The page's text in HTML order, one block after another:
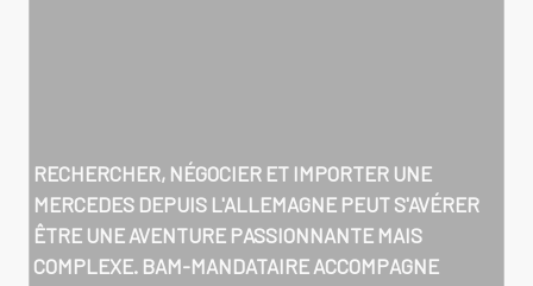
RECHERCHER, NÉGOCIER ET IMPORTER UNE
MERCEDES DEPUIS L'ALLEMAGNE PEUT S'AVÉRER
ÊTRE UNE AVENTURE PASSIONNANTE MAIS
COMPLEXE. BAM-MANDATAIRE ACCOMPAGNE